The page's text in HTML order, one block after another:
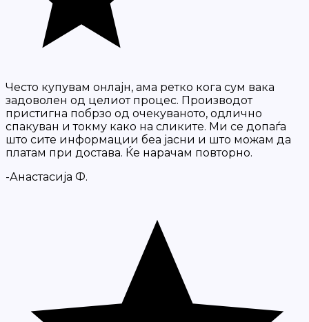
Често купувам онлајн, ама ретко кога сум вака
задоволен од целиот процес. Производот
пристигна побрзо од очекуваното, одлично
спакуван и токму како на сликите. Ми се допаѓа
што сите информации беа јасни и што можам да
платам при достава. Ќе нарачам повторно.
-Анастасија Ф.